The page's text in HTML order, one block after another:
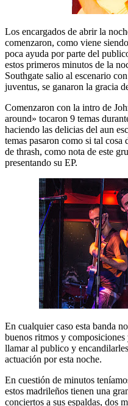
Los encargados de abrir la
comenzaron, como viene
poca ayuda por parte del
estos primeros minutos de la
Southgate salio al escenario
juventus, se ganaron la gracia
Comenzaron con la intro de
around» tocaron 9 temas
haciendo las delicias del aun
temas pasaron como si tal cosa
de thrash, como nota de este
presentando su EP.
En cualquier caso esta banda
buenos ritmos y composiciones
llamar al publico y
actuación por esta noche.
En cuestión de minutos
estos madrileños tienen una
conciertos a sus espaldas, dos